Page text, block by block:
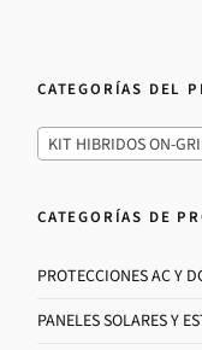
CATEGORÍAS DEL
KIT HIBRIDOS ON-
CATEGORÍAS DE
PROTECCIONES AC Y
PANELES SOLARES Y